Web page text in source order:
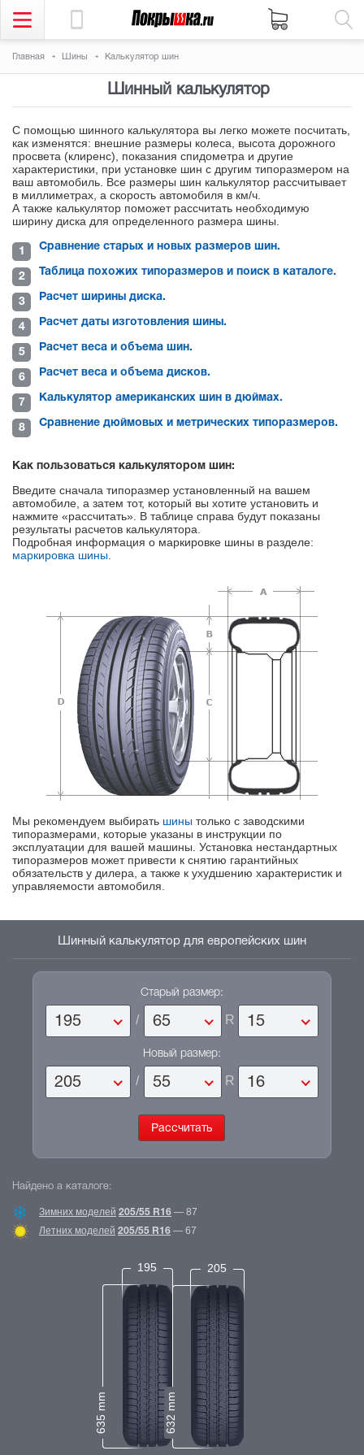
Главная Шины Калькулятор шин
Шинный калькулятор
С помощью шинного калькулятора вы легко можете посчитать,
как изменятся: внешние размеры колеса, высота дорожного
просвета (клиренс), показания спидометра и другие
характеристики, при установке шин с другим типоразмером на
ваш автомобиль. Все размеры шин калькулятор рассчитывает
в миллиметрах, а скорость автомобиля в км/ч.
А также калькулятор поможет рассчитать необходимую
ширину диска для определенного размера шины.
Сравнение старых и новых размеров шин.
Таблица похожих типоразмеров и поиск в каталоге.
Расчет ширины диска.
Расчет даты изготовления шины.
Расчет веса и объема шин.
Расчет веса и объема дисков.
Калькулятор американских шин в дюймах.
Сравнение дюймовых и метрических типоразмеров.
Как пользоваться калькулятором шин:
Введите сначала типоразмер установленный на вашем
автомобиле, а затем тот, который вы хотите установить и
нажмите «рассчитать». В таблице справа будут показаны
результаты расчетов калькулятора.
Подробная информация о маркировке шины в разделе:
маркировка шины
Мы рекомендуем выбирать шины только с заводскими
типоразмерами, которые указаны в инструкции по
эксплуатации для вашей машины. Установка нестандартных
типоразмеров может привести к снятию гарантийных
обязательств у дилера, а также к ухудшению характеристик и
управляемости автомобиля.
Шинный калькулятор для европейских шин
Старый размер:
195 / 65 R 15
Новый размер:
205 / 55 R 16
Найдено а каталоге:
Зимних моделей 205/55 R16 — 87
Летних моделей 205/55 R16 — 67
195
635 mm
205
632 mm